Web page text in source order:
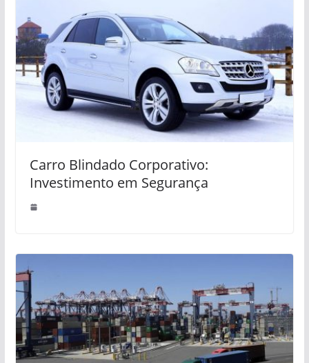
Carro Blindado Corporativo:
Investimento em Segurança